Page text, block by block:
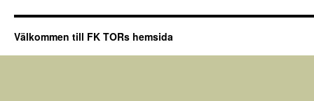
Välkommen till FK TORs hemsida